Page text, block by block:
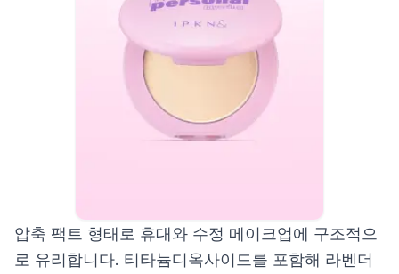
압축 팩트 형태로 휴대와 수정 메이크업에 구조적으
로 유리합니다. 티타늄디옥사이드를 포함해 라벤더